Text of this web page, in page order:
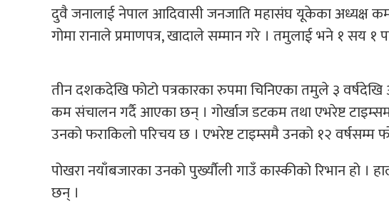
दुवै जनालाई नेपाल आदिवासी जनजाति महासंघ यूकेका अध्यक्ष
गोमा रानाले प्रमाणपत्र, खादाले सम्मान गरे । तमुलाई भने १ सय १
तीन दशकदेखि फोटो पत्रकारका रुपमा चिनिएका तमुले ३
कम संचालन गर्दै आएका छन् । गोर्खाज डटकम तथा एभरेष्ट
उनको फराकिलो परिचय छ । एभरेष्ट टाइम्समै उनको १२ वर्षसम्म
पोखरा नयाँबजारका उनको पुर्ख्यौली गाउँ कास्कीको रिभान हो
छन् ।